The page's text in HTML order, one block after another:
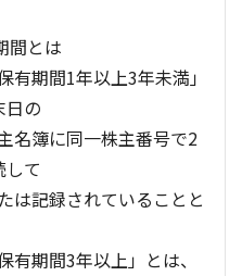
間とは
間1年以上3年未満」
日の
に同一株主番号で2
して
録されていることと
間3年以上」とは、